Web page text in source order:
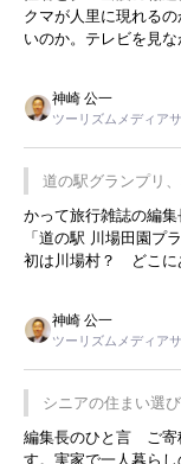
クマが人里に現れる
いのか。テレビを見
んてことは、冗談で
神崎 公一
ツーリズムメディア
道の駅グランプリ
かって旅行雑誌の編
「道の駅 川場田園
初は川場村？ どこに
永井 彰一社長にイン
した。プレゼンも巧
は、従業員に東京デ
の何かを理解しても
プレミアムヨーグル
です。永井社長は、
ことに目をつけ、高級
事を懐かしく読みまし
神崎 公一
ツーリズムメディア
シニアの住まい選
暮らし
編集長のひと言 ご寄
す。実家で一人暮ら